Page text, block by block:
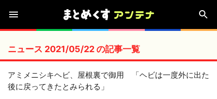
ニュース 2021/05/22 の記事一覧
アミメニシキヘビ、屋根裏で御用 「ヘビは一度外に出た
後に戻ってきたとみられる」